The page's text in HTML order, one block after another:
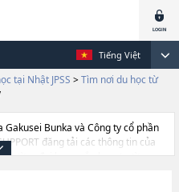
Tiếng Việt
tại Nhật JPSS > Tìm nơi du học từ
Bunka và Công ty cổ phần
đăng tải các thông tin của
trường đại học ngắn hạn, trường